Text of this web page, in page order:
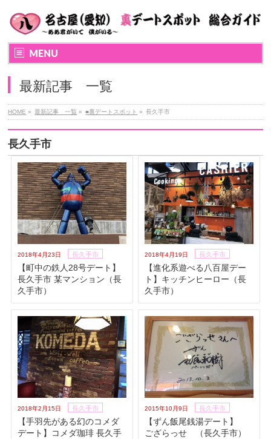
MENU
最新記事 一覧
HOME » 最新記事 一覧 » ■裏デートスポット » 長久手市
長久手市
2018年4月23日 長久手市
【町中の鉄人28号デート】
長久手市 某マンション（長
久手市）
2018年4月19日 長久手市
【進化系遊べる八百屋デー
ト】キッチンヒーロー（長
久手市）
2018年2月15日 長久手市
【手羽先がある幻のコメダ
デート】コメダ珈琲 長久手
2015年10月9日 長久手市
【ずん飯尾銭湯デート】
ござらっせ （長久手市）